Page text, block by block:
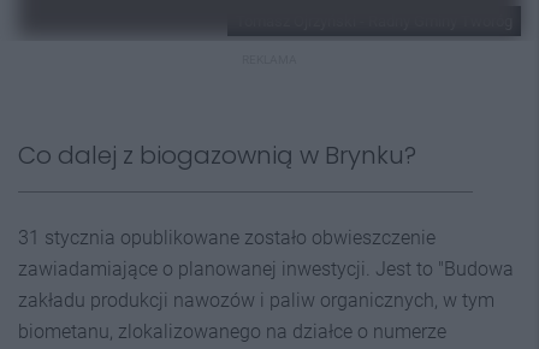
Co dalej z biogazownią w Brynku?
31 stycznia opublikowane zostało obwieszczenie
zawiadamiające o planowanej inwestycji. Jest to "Budowa
zakładu produkcji nawozów i paliw organicznych, w tym
biometanu, zlokalizowanego na działce o numerze